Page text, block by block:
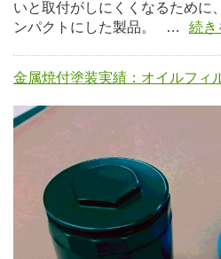
いと取付がしにくくなるために
ンパクトにした製品。 …
続
金属焼付塗装実績：オイルフィ